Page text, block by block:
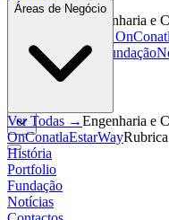
Ver Todas →Engenharia e
Esta On
História
Portfolio Fundação
Áreas de Negócio
Ver Todas →Engenharia e
OnConatlaEstarWayRubrica
História
Portfolio
Fundação
Notícias